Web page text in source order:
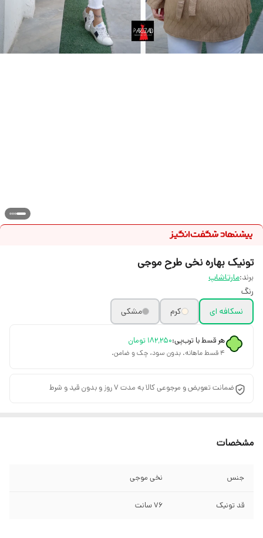
تونیک بهاره نخی طرح موجی
برند:مارتاشاپ
رنگ
نسکافه ای
کرم مشکی
هر قسط با ترب‌پی:۱۸۲٬۲۵۰ تومان
۴ قسط ماهانه. بدون سود، چک و ضامن.
ضمانت تعویض و مرجوعی کالا به مدت 7 روز و بدون قید و شرط
مشخصات
جنس نخی موجی
قد تونیک 76 سانت